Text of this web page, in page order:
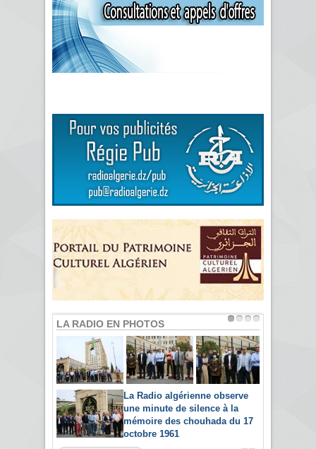
LA RADIO EN PHOTOS
La Radio algérienne observe
une minute de silence à la
mémoire des chouhada du 17
octobre 1961